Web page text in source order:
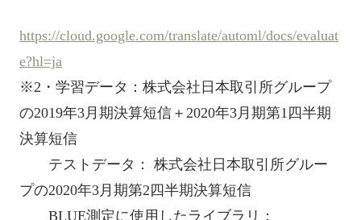
https://cloud.google.com/translate/automl/docs/evaluat
e?hl=ja
※2・学習データ：株式会社日本取引所グループ
の2019年3月期決算短信＋2020年3月期第1四半期
決算短信
テストデータ： 株式会社日本取引所グルー
プの2020年3月期第2四半期決算短信
BLUE測定に使用したライブラリ：